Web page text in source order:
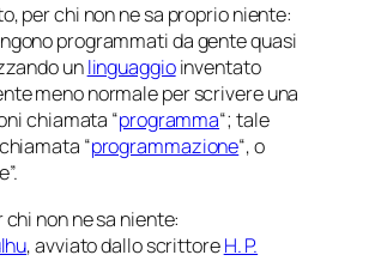
per chi non ne sa proprio niente:
programmati da gente quasi
unlinguaggioinventato
meno normale per scrivere una
chiamata “programma“; tale
“programmazione“, o
non ne sa niente:
, avviato dallo scrittoreH. P.